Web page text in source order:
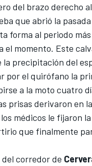
del brazo derecho
que abrió la
forma al periodo
el momento. Este
la precipitación del
por el quirófano la
a la moto cuatro
prisas derivaron en
médicos le fijaron
que finalmente
corredor de